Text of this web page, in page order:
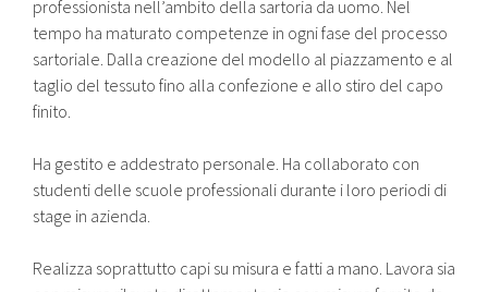
professionista nell’ambito della sartoria da uomo. Nel
tempo ha maturato competenze in ogni fase del processo
sartoriale. Dalla creazione del modello al piazzamento e al
taglio del tessuto fino alla confezione e allo stiro del capo
finito.
Ha gestito e addestrato personale. Ha collaborato con
studenti delle scuole professionali durante i loro periodi di
stage in azienda.
Realizza soprattutto capi su misura e fatti a mano. Lavora sia